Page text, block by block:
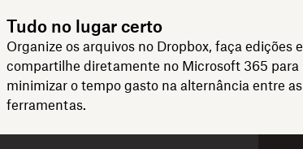
Tudo no lugar certo
Organize os arquivos no Dropbox, faça edições e
compartilhe diretamente no Microsoft 365 para
minimizar o tempo gasto na alternância entre as
ferramentas.